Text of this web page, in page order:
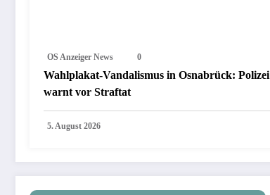
OS Anzeiger News 0
Wahlplakat-Vandalismus in Osnabrück: Polizei
warnt vor Straftat
5. August 2026